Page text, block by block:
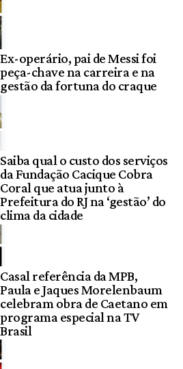
Ex-operário, pai de Messi foi
peça-chave na carreira e na
gestão da fortuna do craque
Saiba qual o custo dos serviços
da Fundação Cacique Cobra
Coral que atua junto à
Prefeitura do RJ na ‘gestão’ do
clima da cidade
Casal referência da MPB,
Paula e Jaques Morelenbaum
celebram obra de Caetano em
programa especial na TV
Brasil